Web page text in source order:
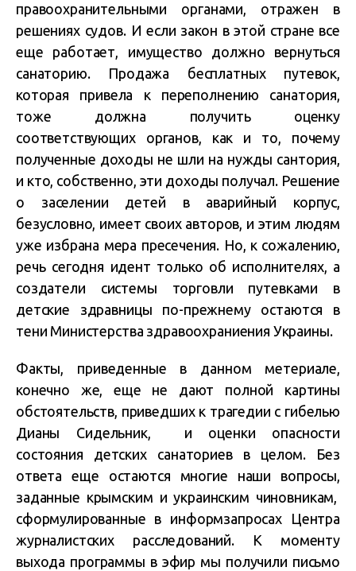
правоохранительными органами, отражен в
решениях судов. И если закон в этой стране все
еще работает, имущество должно вернуться
санаторию. Продажа бесплатных путевок,
которая привела к переполнению санатория,
тоже должна получить оценку
соответствующих органов, как и то, почему
полученные доходы не шли на нужды сантория,
и кто, собственно, эти доходы получал. Решение
о заселении детей в аварийный корпус,
безусловно, имеет своих авторов, и этим людям
уже избрана мера пресечения. Но, к сожалению,
речь сегодня идент только об исполнителях, а
создатели системы торговли путевками в
детские здравницы по-прежнему остаются в
тени Министерства здравоохраниения Украины.
Факты, приведенные в данном метериале,
конечно же, еще не дают полной картины
обстоятельств, приведших к трагедии с гибелью
Дианы Сидельник, и оценки опасности
состояния детских санаториев в целом. Без
ответа еще остаются многие наши вопросы,
заданные крымским и украинским чиновникам,
сформулированные в информзапросах Центра
журналистских расследований. К моменту
выхода программы в эфир мы получили письмо